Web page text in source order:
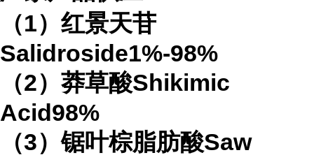
（1）红景天苷
Salidroside1%-98%
（2）莽草酸Shikimic
Acid98%
（3）锯叶棕脂肪酸Saw